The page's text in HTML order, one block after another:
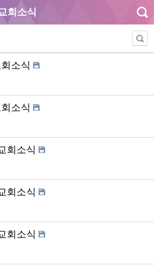
회소식
소식
소식
회소식
회소식
회소식